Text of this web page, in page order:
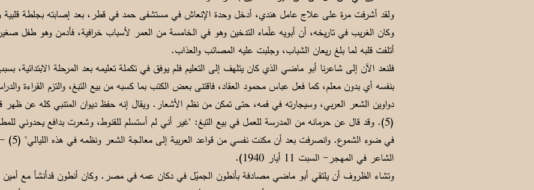
ولقد أشرفت مرة على علاج عامل هندي، أدخل وحدة الإنعاش في مستشفى حمد في قطر، بعد إصابته بجلطة قلبية
وكان الغريب في تاريخه، أن أبويه علّماه التدخين وهو في الخامسة من العمر لأسباب خرافية، فأدمن وهو طفل
أتلفت قلبه لما بلغ ريعان الشباب، وجلبت عليه المصائب والعذاب.
فلنعد الآن إلى شاعرنا أبو ماضي الذي كان يتلهف إلى التعليم فلم يوفق في تكملة تعليمه بعد المرحلة الابتدائية،
بنفسه أي بدون معلم، كما فعل عباس محمود العقاد، فاقتنى بعض الكتب بما كسبه من بيع التبغ، والتزم القراءة
دواوين الشعر العربي، وسيجارته في فمه، حتى تمكن من نظم الأشعار. ويقال إنه حفظ ديوان المتنبي كله عن
(5). وقد قال عن حرمانه من المدرسة للعمل في بيع التبغ: "غير أني لم أستسلم للقنوط، وشعرت بدافع يحدوني
في ضوء
الشاعر في المهجر- السبت 11 أيار 1940).
وتشاء الظروف أن يلتقي أبو ماضي مصادفة بأنطون الجميّل في دكان عمه في مصر. وكان أنطون قدأنشأ مع أمين